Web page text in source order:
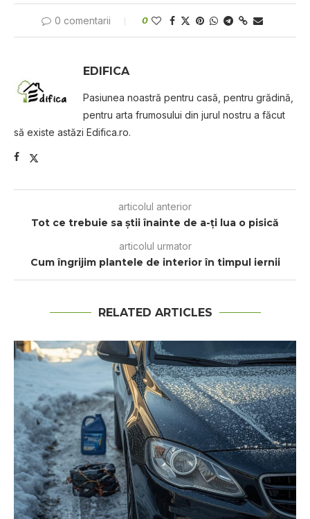
0 comentarii 0
EDIFICA
Pasiunea noastră pentru casă, pentru grădină,
pentru arta frumosului din jurul nostru a făcut
să existe astăzi Edifica.ro.
articolul anterior
Tot ce trebuie sa știi înainte de a-ți lua o pisică
articolul urmator
Cum îngrijim plantele de interior în timpul iernii
RELATED ARTICLES